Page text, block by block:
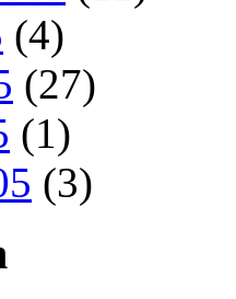
(4)
(27)
(1)
(3)